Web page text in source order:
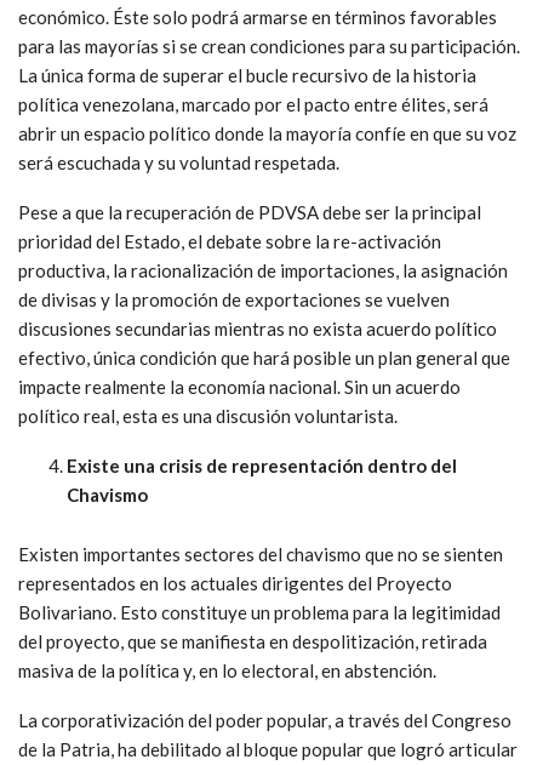
económico. Éste solo podrá armarse en términos favorables
para las mayorías si se crean condiciones para su participación.
La única forma de superar el bucle recursivo de la historia
política venezolana, marcado por el pacto entre élites, será
abrir un espacio político donde la mayoría confíe en que su voz
será escuchada y su voluntad respetada.
Pese a que la recuperación de PDVSA debe ser la principal
prioridad del Estado, el debate sobre la re-activación
productiva, la racionalización de importaciones, la asignación
de divisas y la promoción de exportaciones se vuelven
discusiones secundarias mientras no exista acuerdo político
efectivo, única condición que hará posible un plan general que
impacte realmente la economía nacional. Sin un acuerdo
político real, esta es una discusión voluntarista.
Existe una crisis de representación dentro del
Chavismo
Existen importantes sectores del chavismo que no se sienten
representados en los actuales dirigentes del Proyecto
Bolivariano. Esto constituye un problema para la legitimidad
del proyecto, que se manifiesta en despolitización, retirada
masiva de la política y, en lo electoral, en abstención.
La corporativización del poder popular, a través del Congreso
de la Patria, ha debilitado al bloque popular que logró articular